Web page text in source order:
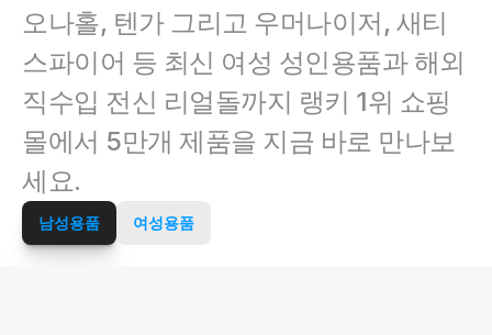
오나홀, 텐가 그리고 우머나이저, 새티
스파이어 등 최신 여성 성인용품과 해외
직수입 전신 리얼돌까지 랭키 1위 쇼핑
몰에서 5만개 제품을 지금 바로 만나보
세요.
남성용품 여성용품